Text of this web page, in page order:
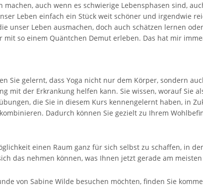
machen, auch wenn es schwierige Lebensphasen sind,
Leben einfach ein Stück weit schöner und irgendwie
unser Leben ausmachen, doch auch schätzen lernen
mit so einem Quäntchen Demut erleben. Das hat mir
Sie gelernt, dass Yoga nicht nur dem Körper, sondern
mit der Erkrankung helfen kann. Sie wissen, worauf Sie
die Sie in diesem Kurs kennengelernt haben, in
Dadurch können Sie gezielt zu Ihrem
einen Raum ganz für sich selbst zu schaffen, in
das nehmen können, was Ihnen jetzt gerade am
von Sabine Wilde besuchen möchten, finden Sie